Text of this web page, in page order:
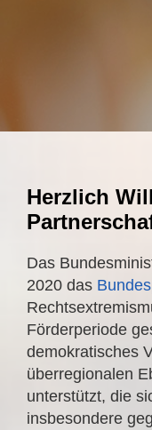
Herzlich
Das
2020 das
Förderperiode
demokratisches
überregionalen
unterstützt, die
insbesondere